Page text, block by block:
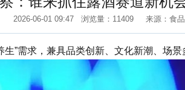
2026-06-01 09:47 浏览量：11409 来源：食品
需求，兼具品类创新、文化新潮、场景